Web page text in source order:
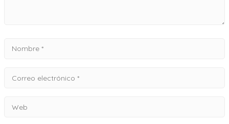
Nombre
Correo
Web